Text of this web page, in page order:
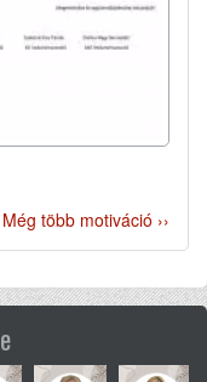
Még több motiváció ››